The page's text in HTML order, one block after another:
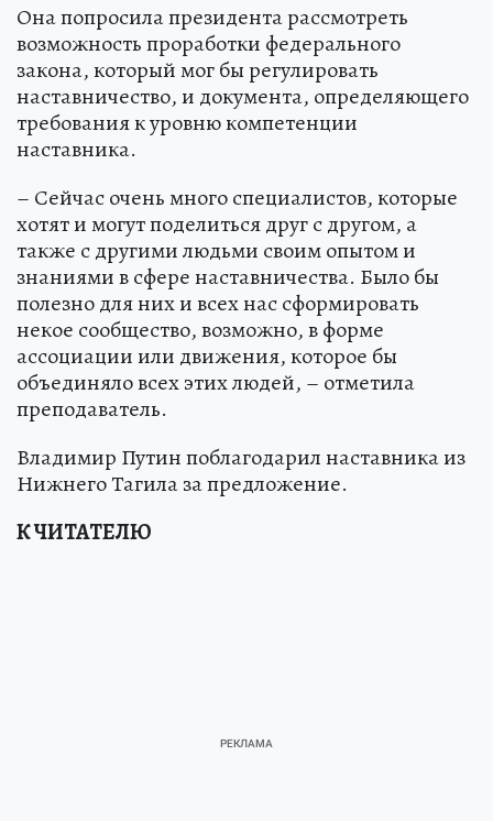
Она попросила президента рассмотреть
возможность проработки федерального
закона, который мог бы регулировать
наставничество, и документа, определяющего
требования к уровню компетенции
наставника.
– Сейчас очень много специалистов, которые
хотят и могут поделиться друг с другом, а
также с другими людьми своим опытом и
знаниями в сфере наставничества. Было бы
полезно для них и всех нас сформировать
некое сообщество, возможно, в форме
ассоциации или движения, которое бы
объединяло всех этих людей, – отметила
преподаватель.
Владимир Путин поблагодарил наставника из
Нижнего Тагила за предложение.
К ЧИТАТЕЛЮ